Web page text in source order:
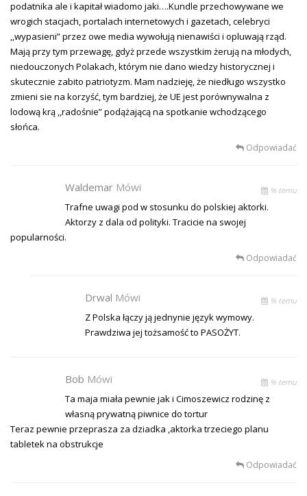
podatnika ale i kapitał wiadomo jaki….Kundle przechowywane we
wrogich stacjach, portalach internetowych i gazetach, celebryci
,,wypasieni” przez owe media wywołują nienawiści i opluwają rząd.
Mają przy tym przewagę, gdyż przede wszystkim żerują na młodych,
niedouczonych Polakach, którym nie dano wiedzy historycznej i
skutecznie zabito patriotyzm. Mam nadzieję, że niedługo wszystko
zmieni sie na korzyść, tym bardziej, że UE jest porównywalna z
lodową krą ,,radośnie” podążającą na spotkanie wchodzącego
słońca.
Odpowiadać
Waldemar Mówi % temu
Trafne uwagi pod w stosunku do polskiej aktorki.
Aktorzy z dala od polityki. Tracicie na swojej
popularności.
Odpowiadać
Drwal Mówi % temu
Z Polska łączy ją jednynie język wymowy.
Prawdziwa jej tożsamość to PASOŻYT.
Bob Mówi % temu
Ta maja miała pewnie jak i Cimoszewicz rodzinę z
własną prywatną piwnice do tortur
Teraz pewnie przeprasza za dziadka ,aktorka trzeciego planu
tabletek na obstrukcje
Odpowiadać